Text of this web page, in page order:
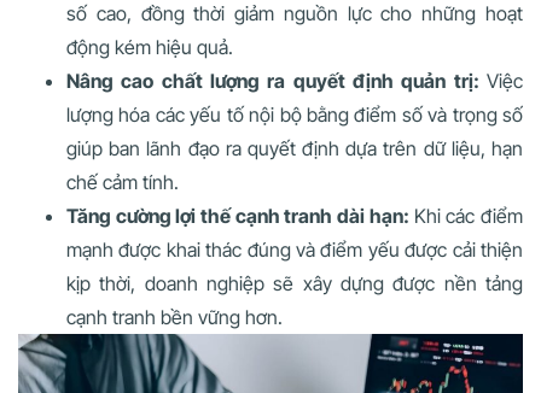
số cao, đồng thời giảm nguồn lực cho những hoạt
động kém hiệu quả.
Nâng cao chất lượng ra quyết định quản trị: Việc
lượng hóa các yếu tố nội bộ bằng điểm số và trọng số
giúp ban lãnh đạo ra quyết định dựa trên dữ liệu, hạn
chế cảm tính.
Tăng cường lợi thế cạnh tranh dài hạn: Khi các điểm
mạnh được khai thác đúng và điểm yếu được cải thiện
kịp thời, doanh nghiệp sẽ xây dựng được nền tảng
cạnh tranh bền vững hơn.